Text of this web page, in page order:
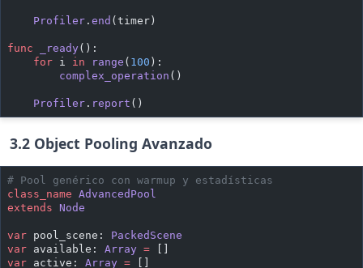
    Profiler
. end (timer)
func _ready():
    for
i in range ( 100 ):
        complex_operation
()
    Profiler
. report ()
3.2 Object Pooling Avanzado
# Pool genérico con warmup y estadísticas
class_name AdvancedPool
extends Node
var pool_scene: PackedScene
var available: Array =
var active: Array =